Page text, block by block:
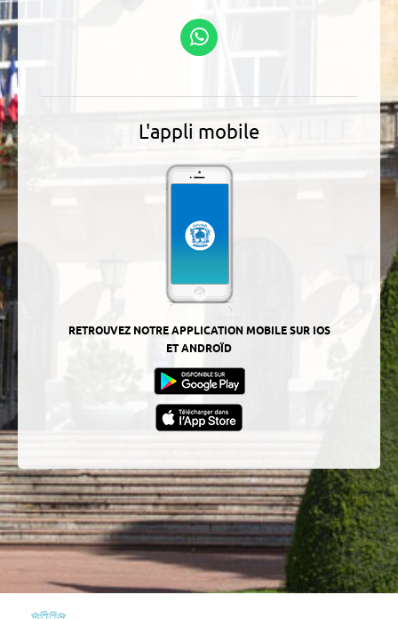
L'appli mobile
RETROUVEZ NOTRE APPLICATION MOBILE SUR IOS
ET ANDROÏD